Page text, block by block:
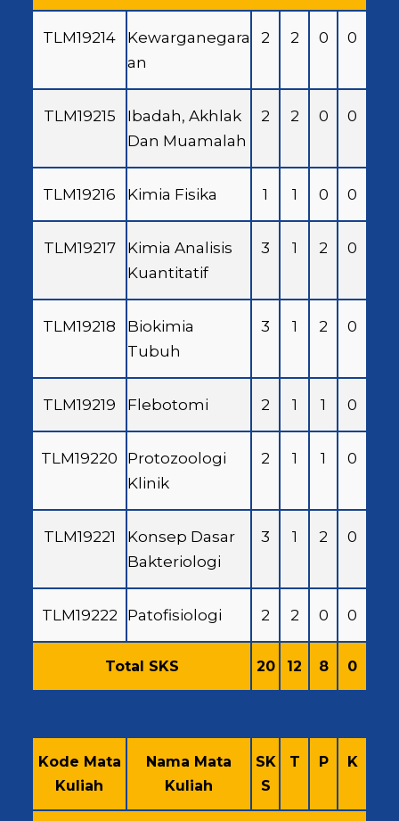
TLM19214
Kewarganegara
an
2 2 0 0
TLM19215
Ibadah, Akhlak
Dan Muamalah
2 2 0 0
TLM19216 Kimia Fisika 1 1 0 0
TLM19217
Kimia Analisis
Kuantitatif
3 1 2 0
TLM19218
Biokimia
Tubuh
3 1 2 0
TLM19219 Flebotomi 2 1 1 0
TLM19220
Protozoologi
Klinik
2 1 1 0
TLM19221
Konsep Dasar
Bakteriologi
3 1 2 0
TLM19222 Patofisiologi 2 2 0 0
Total SKS 20 12 8 0
Kode Mata
Kuliah
Nama Mata
Kuliah
SK
S
T P K